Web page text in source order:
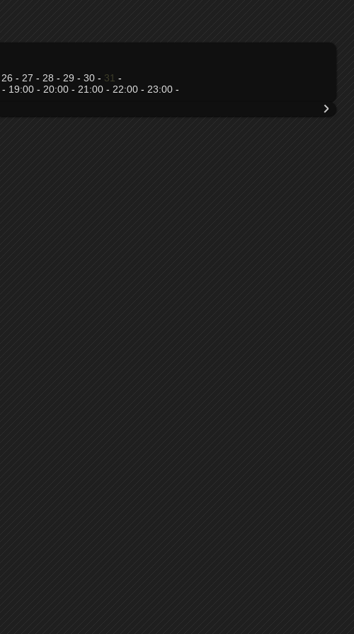
26 - 27 - 28 - 29 - 30 - 31 -
- 19:00 - 20:00 - 21:00 - 22:00 - 23:00 -